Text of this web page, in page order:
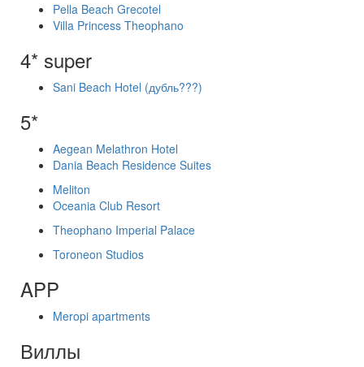
Pella Beach Grecotel
Villa Princess Theophano
4* super
Sani Beach Hotel (дубль???)
5*
Aegean Melathron Hotel
Dania Beach Residence Suites
Meliton
Oceania Club Resort
Theophano Imperial Palace
Toroneon Studios
APP
Meropi apartments
Виллы